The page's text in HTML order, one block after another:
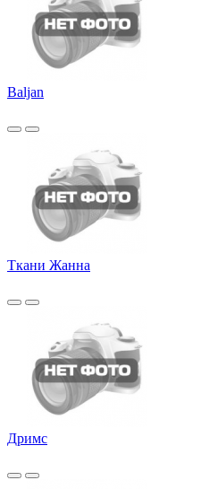
Baljan
Ткани Жанна
Дримс